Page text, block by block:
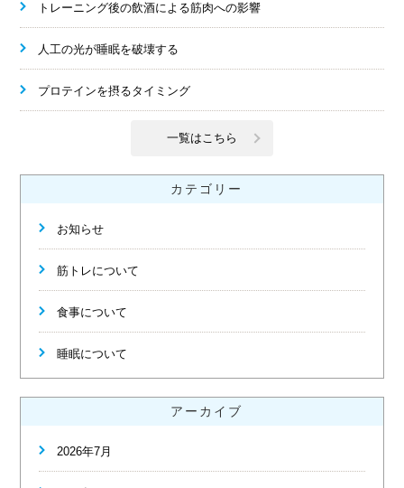
トレーニング後の飲酒による筋肉への影響
人工の光が睡眠を破壊する
プロテインを摂るタイミング
一覧はこちら
カテゴリー
お知らせ
筋トレについて
食事について
睡眠について
アーカイブ
2026年7月